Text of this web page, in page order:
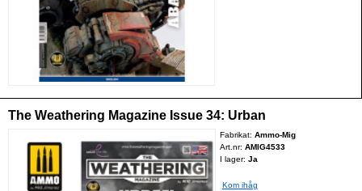
The Weathering Magazine Issue 34: Urban
Fabrikat: Ammo-Mig
Art.nr: AMIG4533
I lager: Ja
Kom ihåg